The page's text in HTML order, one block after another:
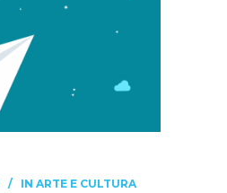
IN ARTE E CULTURA